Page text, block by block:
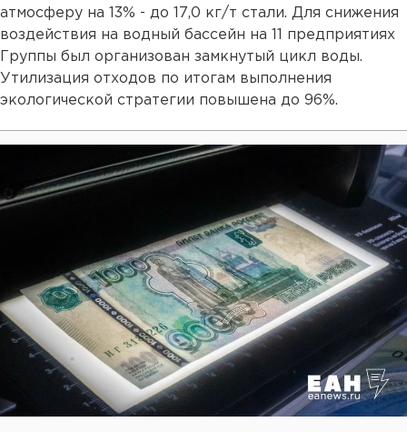
атмосферу на 13% - до 17,0 кг/т стали. Для снижения
воздействия на водный бассейн на 11 предприятиях
Группы был организован замкнутый цикл воды.
Утилизация отходов по итогам выполнения
экологической стратегии повышена до 96%.